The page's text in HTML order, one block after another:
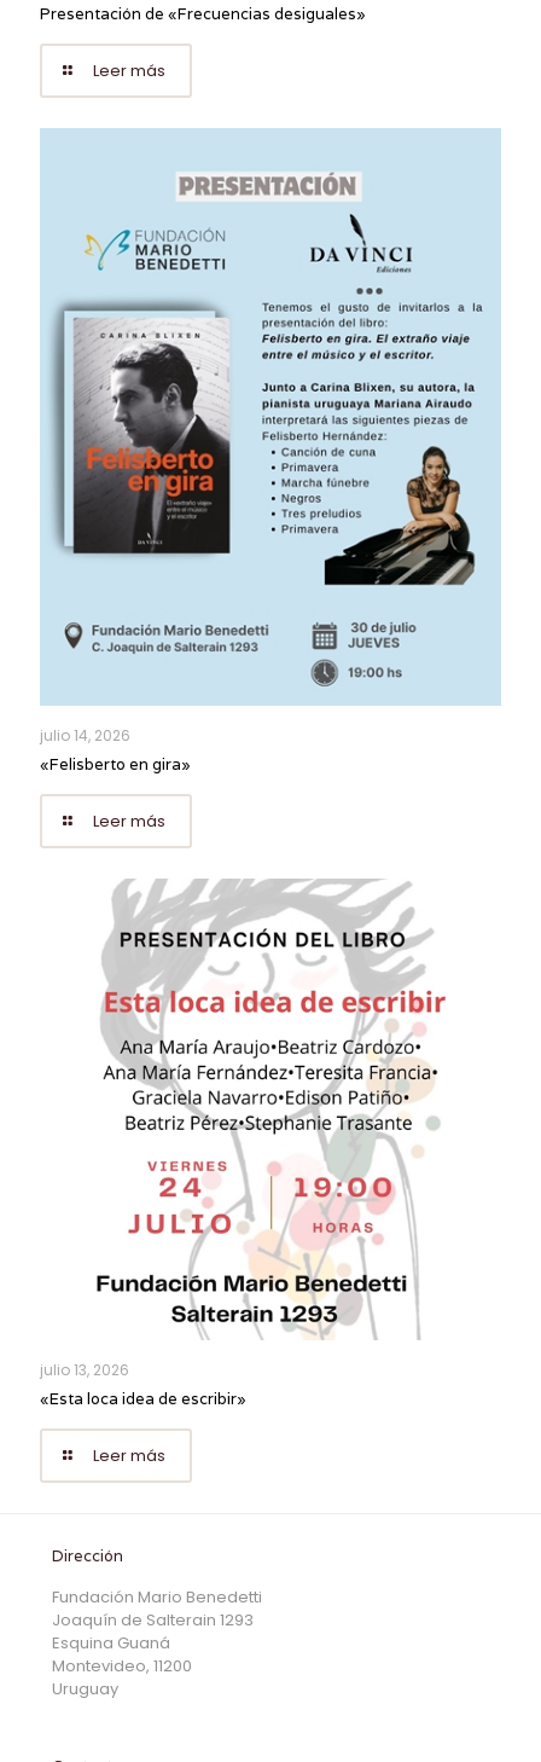
Presentación de «Frecuencias desiguales»
Leer más
julio 14, 2026
«Felisberto en gira»
Leer más
julio 13, 2026
«Esta loca idea de escribir»
Leer más
Dirección
Fundación Mario Benedetti
Joaquín de Salterain 1293
Esquina Guaná
Montevideo, 11200
Uruguay